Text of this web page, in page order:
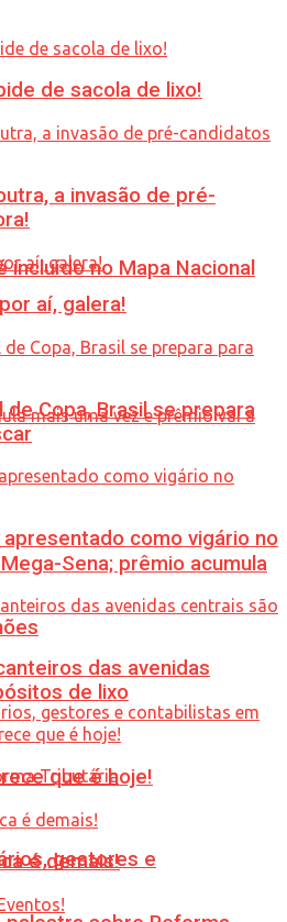
incluído no Mapa Nacional
Sena; prêmio acumula
gestores e
de sacola de lixo!
a invasão de pré-
aí, galera!
de Copa, Brasil se prepara
como vigário no
das avenidas
de lixo
que é hoje!
é demais!